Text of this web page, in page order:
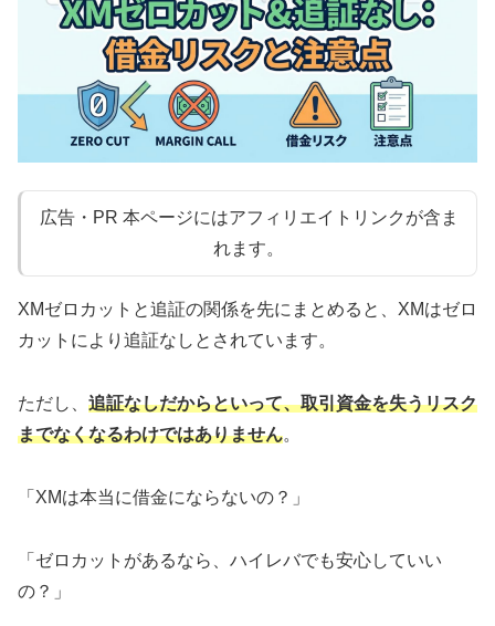
広告・PR 本ページにはアフィリエイトリンクが含ま
れます。
XMゼロカットと追証の関係を先にまとめると、XMはゼロ
カットにより追証なしとされています。
ただし、 追証なしだからといって、取引資金を失うリスク
までなくなるわけではありません。
「XMは本当に借金にならないの？」
「ゼロカットがあるなら、ハイレバでも安心していい
の？」